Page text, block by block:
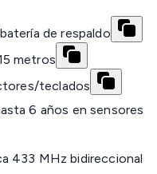
de respaldo
metros
teclados
6 años en sensores
433 MHz bidireccional